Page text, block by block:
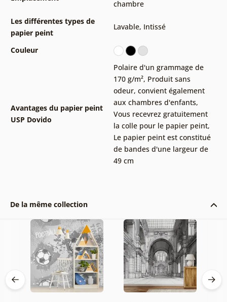
chambre
Les différentes types de
papier peint
Lavable, Intissé
Couleur
Avantages du papier peint
USP Dovido
Polaire d'un grammage de
170 g/m², Produit sans
odeur, convient également
aux chambres d'enfants,
Vous recevrez gratuitement
la colle pour le papier peint,
Le papier peint est constitué
de bandes d'une largeur de
49 cm
De la même collection